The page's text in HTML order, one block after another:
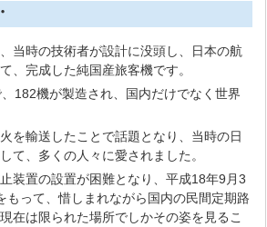
当時の技術者が設計に没頭し、日本の航
、完成した純国産旅客機です。
182機が製造され、国内だけでなく世界
を輸送したことで話題となり、当時の日
て、多くの人々に愛されました。
装置の設置が困難となり、平成18年9月3
もって、惜しまれながら国内の民間定期路
在は限られた場所でしかその姿を見るこ